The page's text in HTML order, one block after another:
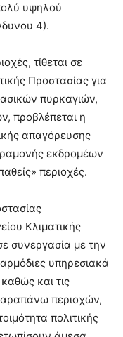
υψηλού
4).
τίθεται σε
Προστασίας για
πυρκαγιών,
προβλέπεται η
απαγόρευσης
εκδρομέων
περιοχές.
Κλιματικής
συνεργασία με την
υπηρεσιακά
και τις
περιοχών,
πολιτικής